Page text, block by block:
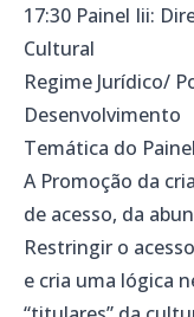
17:30 Painel Iii:
Cultural
Regime Jurídico/
Desenvolvimento
Temática do
A Promoção da
de acesso, da
Restringir o
e cria uma lógica